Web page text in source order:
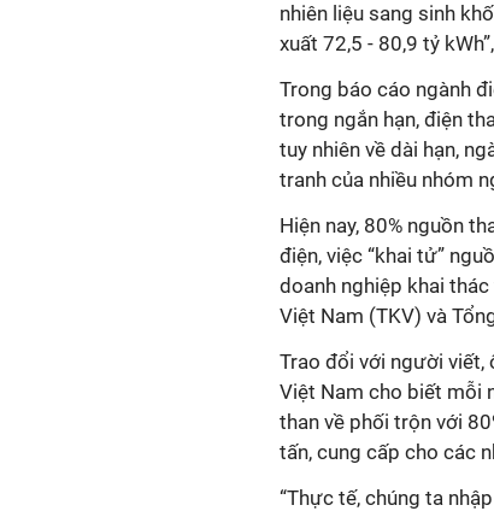
nhiên liệu sang sinh
xuất 72,5 - 80,9 tỷ
Trong báo cáo ngành
trong ngắn hạn, điện
tuy nhiên về dài hạn,
tranh của nhiều nhóm
Hiện nay, 80% nguồn
điện, việc “khai tử”
doanh nghiệp khai
Việt Nam (TKV) và
Trao đổi với người viết,
Việt Nam cho biết mỗi
than về phối trộn với
tấn, cung cấp cho các
“Thực tế, chúng ta